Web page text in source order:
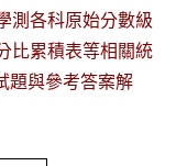
測各科原始分數級
比累積表等相關統
題與參考答案解